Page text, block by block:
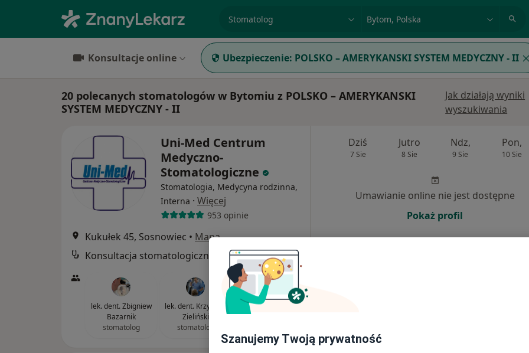
Konsultacje online Ubezpieczenie: POLSKO – AMERYKANSKI SYSTEM MEDYCZNY - II
20 polecanych stomatologów w Bytomiu z POLSKO – AMERYKANSKI
SYSTEM MEDYCZNY - II
Jak działają wyniki
wyszukiwania
Uni-Med Centrum
Medyczno-
Stomatologiczne
Stomatologia, Medycyna rodzinna,
Interna · Więcej
953 opinie
Kukułek 45, Sosnowiec • Mapa
Konsultacja stomatologiczna
200 zł
lek. dent. Zbigniew
Bazarnik
stomatolog
lek. dent. Krzysztof
Zieliński
stomatolog
Dziś
7 Sie
Jutro
8 Sie
Ndz,
9 Sie
Pon,
10 Sie
Umawianie online nie jest dostępne
Pokaż profil
Szanujemy Twoją prywatność